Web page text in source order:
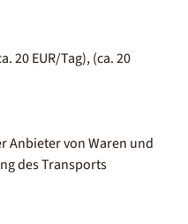
20 EUR/Tag), (ca. 20
Anbieter von Waren und
des Transports